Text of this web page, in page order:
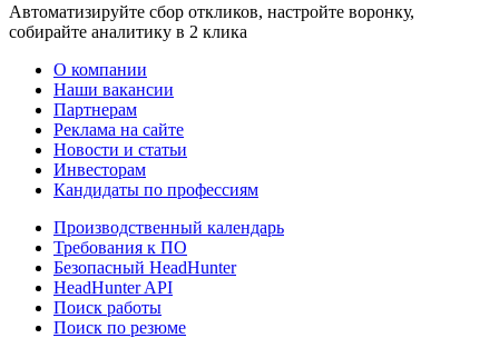
Автоматизируйте сбор откликов, настройте воронку,
собирайте аналитику в 2 клика
О компании
Наши вакансии
Партнерам
Реклама на сайте
Новости и статьи
Инвесторам
Кандидаты по профессиям
Производственный календарь
Требования к ПО
Безопасный HeadHunter
HeadHunter API
Поиск работы
Поиск по резюме